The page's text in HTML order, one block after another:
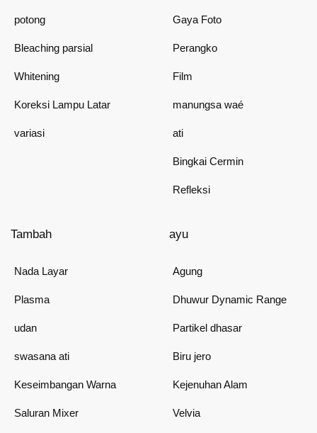
potong
Bleaching parsial
Whitening
Koreksi Lampu Latar
variasi
Gaya Foto
Perangko
Film
manungsa waé
ati
Bingkai Cermin
Refleksi
Tambah
Nada Layar
Plasma
udan
swasana ati
Keseimbangan Warna
Saluran Mixer
ayu
Agung
Dhuwur Dynamic Range
Partikel dhasar
Biru jero
Kejenuhan Alam
Velvia